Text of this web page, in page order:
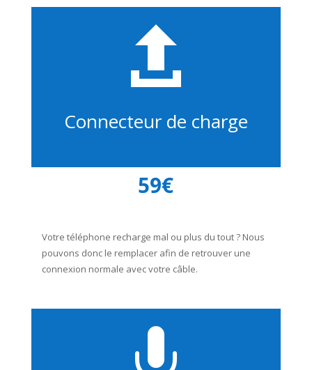

Connecteur de charge
59€
Votre téléphone recharge mal ou plus du tout ? Nous
pouvons donc le remplacer afin de retrouver une
connexion normale avec votre câble.